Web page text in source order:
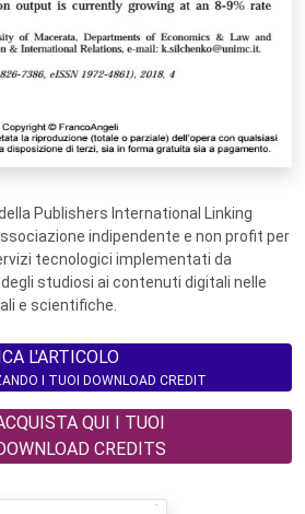
Publishers International Linking
indipendente e non profit per
tecnologici implementati da
studiosi ai contenuti digitali nelle
e scientifiche.
L'ARTICOLO
I TUOI DOWNLOAD CREDIT
QUI I TUOI
CREDITS